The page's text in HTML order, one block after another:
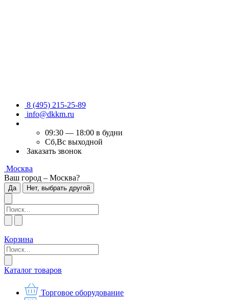
8 (495) 215-25-89
info@dkkm.ru
09:30 — 18:00 в будни
Сб,Вс выходной
Заказать звонок
Москва
Ваш город – Москва?
Да Нет, выбрать другой
Корзина
Каталог товаров
Торговое оборудование